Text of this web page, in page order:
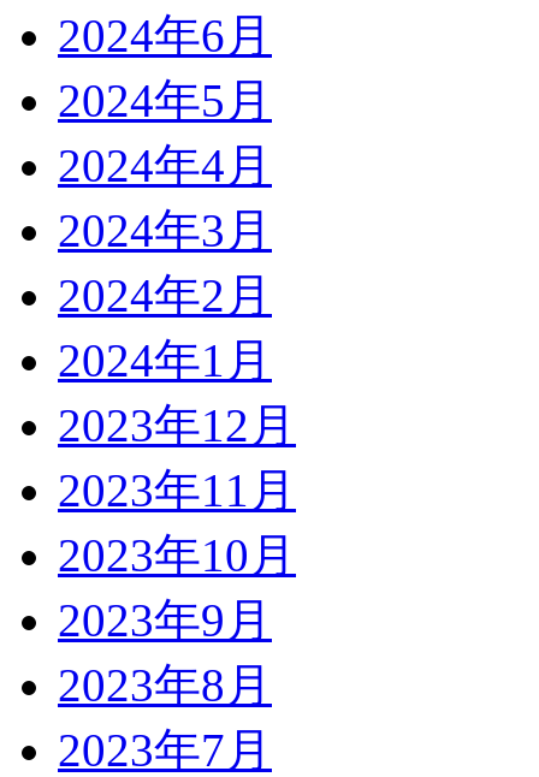
2024年6月
2024年5月
2024年4月
2024年3月
2024年2月
2024年1月
2023年12月
2023年11月
2023年10月
2023年9月
2023年8月
2023年7月